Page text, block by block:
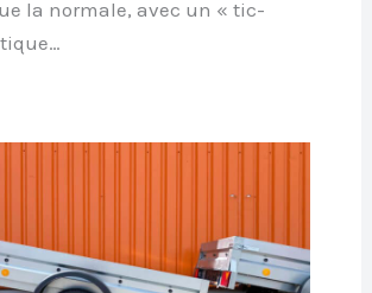
la normale, avec un « tic-